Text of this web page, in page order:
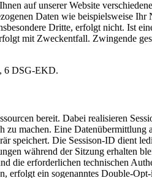
auf unserer Website
Daten wie beispielsweise
Dritte, erfolgt nicht. Ist
mit Zweckentfall. Zwingende
6 DSG-EKD.
bereit. Dabei realisieren
machen. Eine
speichert. Die Sessison-ID dient
während der Sitzung erhalten
die erforderlichen technischen
erfolgt ein sogenanntes Double-